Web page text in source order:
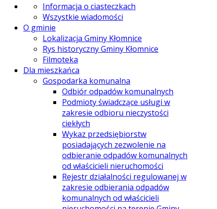
Informacja o ciasteczkach
Wszystkie wiadomości
O gminie
Lokalizacja Gminy Kłomnice
Rys historyczny Gminy Kłomnice
Filmoteka
Dla mieszkańca
Gospodarka komunalna
Odbiór odpadów komunalnych
Podmioty świadczące usługi w
zakresie odbioru nieczystości
ciekłych
Wykaz przedsiębiorstw
posiadających zezwolenie na
odbieranie odpadów komunalnych
od właścicieli nieruchomości
Rejestr działalności regulowanej w
zakresie odbierania odpadów
komunalnych od właścicieli